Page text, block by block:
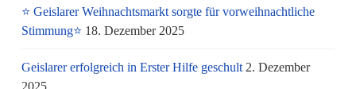
⭐ Geislarer Weihnachtsmarkt sorgte für vorweihnachtliche
Stimmung⭐ 18. Dezember 2025
Geislarer erfolgreich in Erster Hilfe geschult 2. Dezember
2025